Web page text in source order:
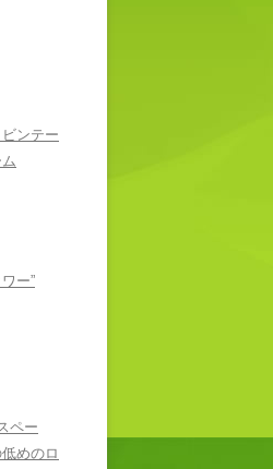
ンテー
ー”
ペー
めのロ